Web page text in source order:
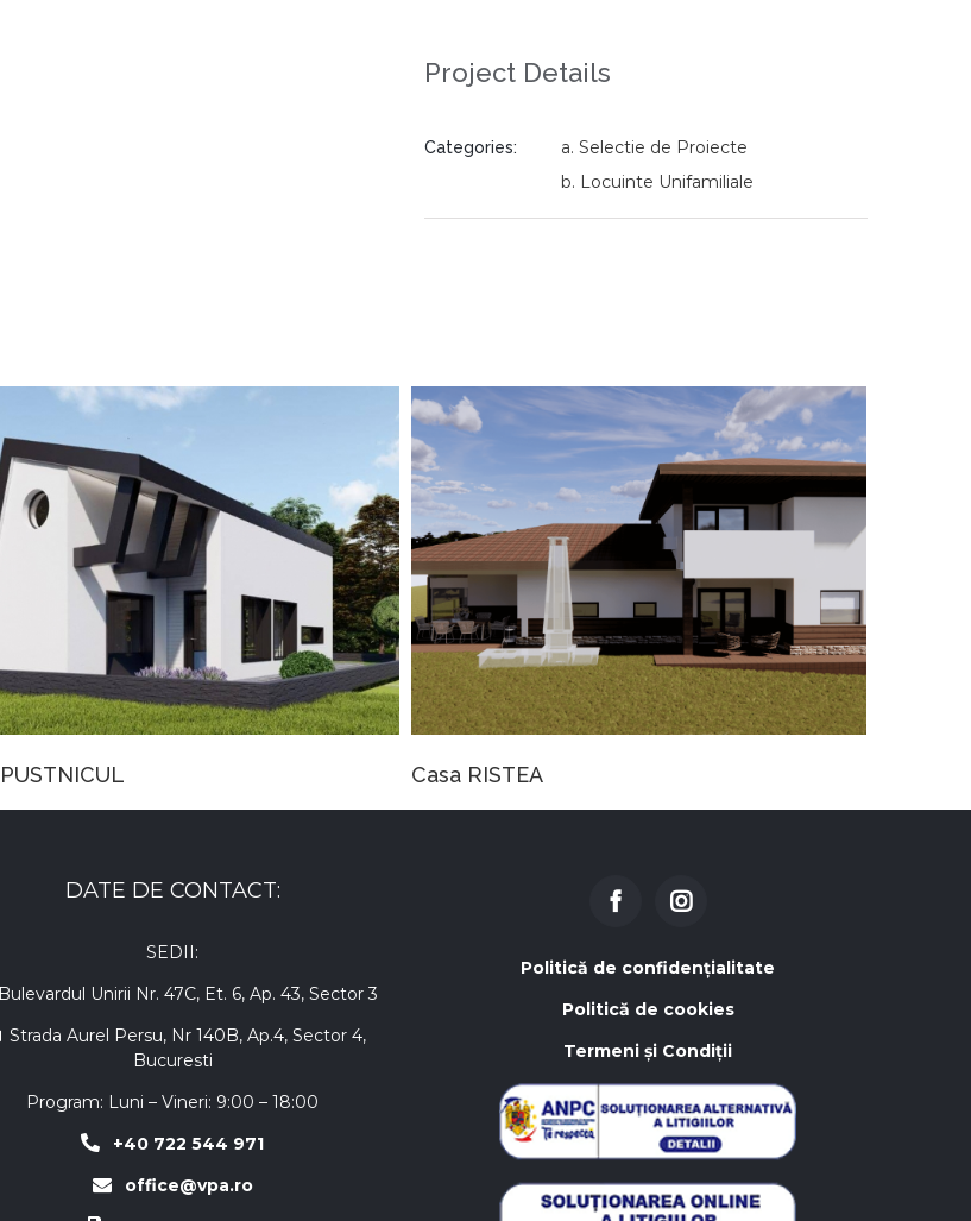
Project Details
Categories:
a. Selectie de Proiecte
b. Locuinte Unifamiliale
DATE DE CONTACT:
SEDII:
Bulevardul Unirii Nr. 47C, Et. 6, Ap. 43, Sector 3
Strada Aurel Persu, Nr 140B, Ap.4, Sector 4,
Bucuresti
Program: Luni – Vineri: 9:00 – 18:00
+40 722 544 971
office@vpa.ro
Politică de confidențialitate
Politică de cookies
Termeni și Condiții